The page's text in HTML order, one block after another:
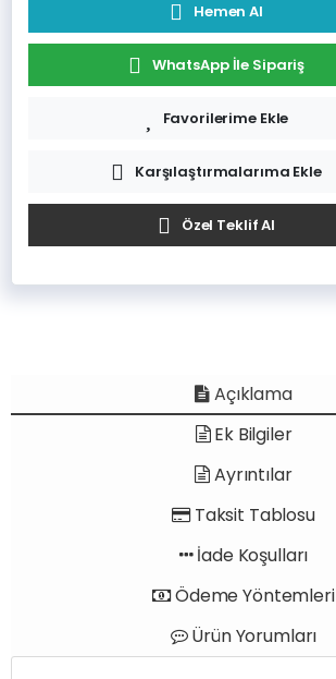
Hemen Al
WhatsApp İle Sipariş
Favorilerime Ekle
Karşılaştırmalarıma Ekle
Özel Teklif Al
Açıklama
Ek Bilgiler
Ayrıntılar
Taksit Tablosu
İade Koşulları
Ödeme Yöntemleri
Ürün Yorumları